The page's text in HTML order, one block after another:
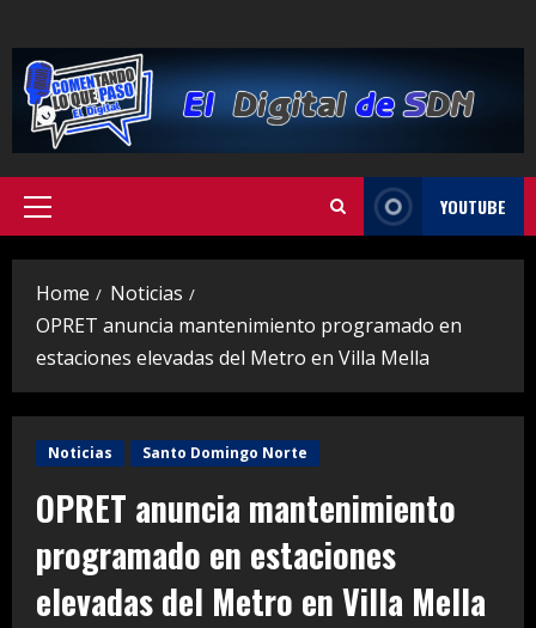
to
content
Primary
YOUTUBE
Home
Noticias
OPRET anuncia mantenimiento programado en
estaciones elevadas del Metro en Villa Mella
Noticias Santo Domingo Norte
OPRET anuncia mantenimiento
programado en estaciones
elevadas del Metro en Villa Mella